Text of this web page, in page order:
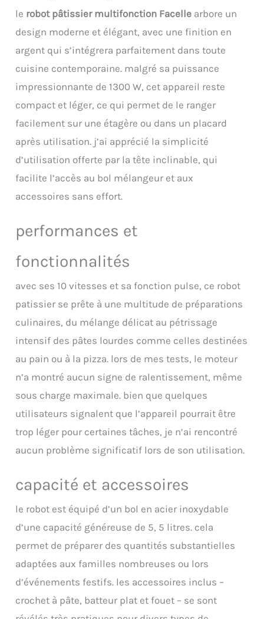
précision pour des pâtes et
préparations toujours
en Acier Inoxydable de 6,5L:
Ce robot patissier est livré
un crochet pétrisseur et un
bol de 6,5L, parfait pour
toutes vos recettes. Préparez
des génoises aériennes, des
meringues légères et des
pâtes à pizza moelleuses
grâce à ses accessoires
polyvalents. Tous les
accessoires du robot
nettoyage facile et rapide
Léger: Ce robot patissier est
plus fin et plus léger tout en
Grâce à ses pieds à ventouse,
il reste solidement fixé sur
granit ou le Corian,
garantissant une stabilité
pétrissage ou le mélange.
Avec un poids inférieur à 4 kg,
ce robot pâtissier est plus
facile à soulever et à déplacer
que d’autres modèles
Silencieux et Protégé Contre la
Surchauffe: Équipé d'un
moteur en cuivre pur de haute
durables taillés avec
précision, ce robot patissier
toute sécurité, avec un niveau
sonore inférieur à 75 dB. Son
bruit tout en empêchant le
desserrage des engrenages,
performances durables. De
plus, la protection contre la
le robot pâtissier multifonction Facelle arbore un
design moderne et élégant, avec une finition en
argent qui s’intégrera parfaitement dans toute
cuisine contemporaine. malgré sa puissance
impressionnante de 1300 W, cet appareil reste
compact et léger, ce qui permet de le ranger
facilement sur une étagère ou dans un placard
après utilisation. j’ai apprécié la simplicité
d’utilisation offerte par la tête inclinable, qui
facilite l’accès au bol mélangeur et aux
accessoires sans effort.
performances et
fonctionnalités
avec ses 10 vitesses et sa fonction pulse, ce robot
patissier se prête à une multitude de préparations
culinaires, du mélange délicat au pétrissage
intensif des pâtes lourdes comme celles destinées
au pain ou à la pizza. lors de mes tests, le moteur
n’a montré aucun signe de ralentissement, même
sous charge maximale. bien que quelques
utilisateurs signalent que l’appareil pourrait être
trop léger pour certaines tâches, je n’ai rencontré
aucun problème significatif lors de son utilisation.
capacité et accessoires
le robot est équipé d’un bol en acier inoxydable
d’une capacité généreuse de 5, 5 litres. cela
permet de préparer des quantités substantielles
adaptées aux familles nombreuses ou lors
d’événements festifs. les accessoires inclus –
crochet à pâte, batteur plat et fouet – se sont